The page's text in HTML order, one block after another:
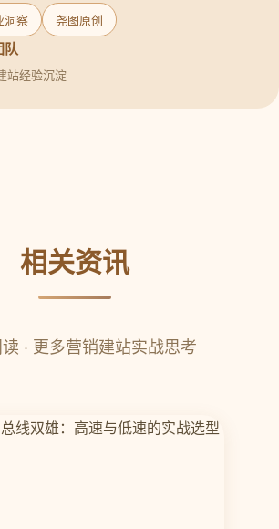
洞察 尧图原创
队
站经验沉淀
相关资讯
· 更多营销建站实战思考